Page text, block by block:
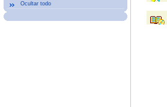
Ocultar todo